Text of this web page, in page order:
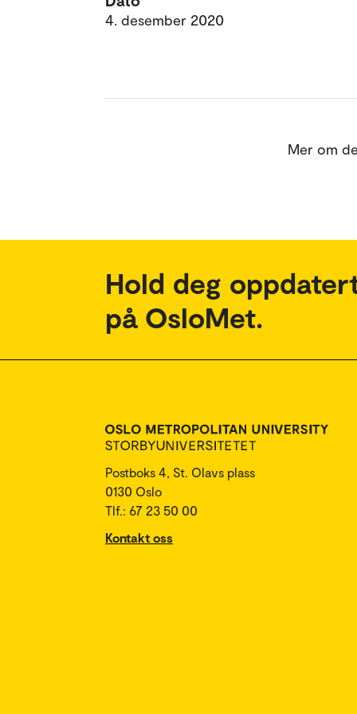
4. desember 2020
Mer om
Hold deg
på OsloMet.
Postboks 4, St. Olavs plass
0130 Oslo
Tlf.: 67 23 50 00
Kontakt oss